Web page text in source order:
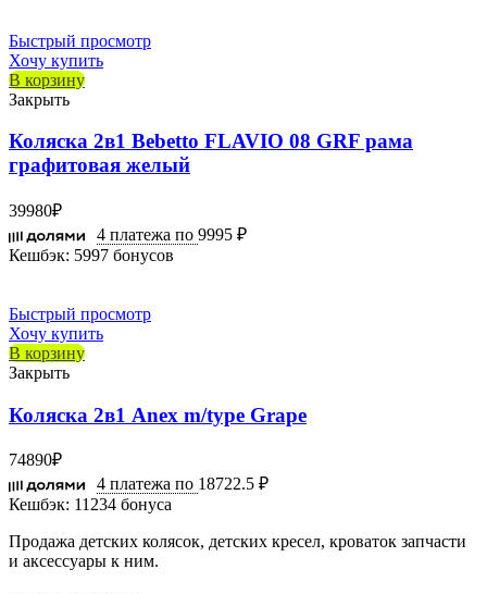
Быстрый просмотр
Хочу купить
В корзину
Закрыть
Коляска 2в1 Bebetto FLAVIO 08 GRF рама
графитовая желый
39980₽
4 платежа по 9995 ₽
Кешбэк: 5997 бонусов
Быстрый просмотр
Хочу купить
В корзину
Закрыть
Коляска 2в1 Anex m/type Grape
74890₽
4 платежа по 18722.5 ₽
Кешбэк: 11234 бонуса
Продажа детских колясок, детских кресел, кроваток запчасти
и аксессуары к ним.